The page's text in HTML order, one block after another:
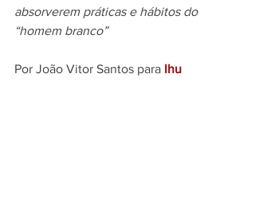
absorverem práticas e hábitos do
“homem branco”
Por João Vitor Santos para Ihu